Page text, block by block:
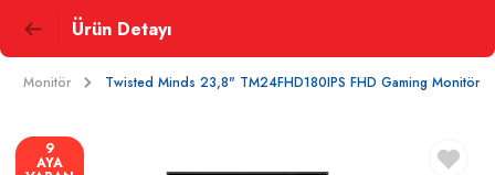
Ürün Detayı
Monitör Twisted Minds 23,8" TM24FHD180IPS FHD Gaming Monitör
9
AYA